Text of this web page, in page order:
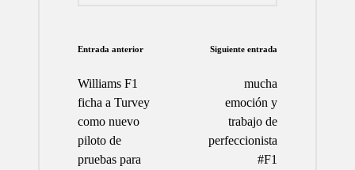
Navegación
de
entradas
Entrada anterior
Williams F1
ficha a Turvey
como nuevo
piloto de
pruebas para
Siguiente entrada
mucha
emoción y
trabajo de
perfeccionista
#F1